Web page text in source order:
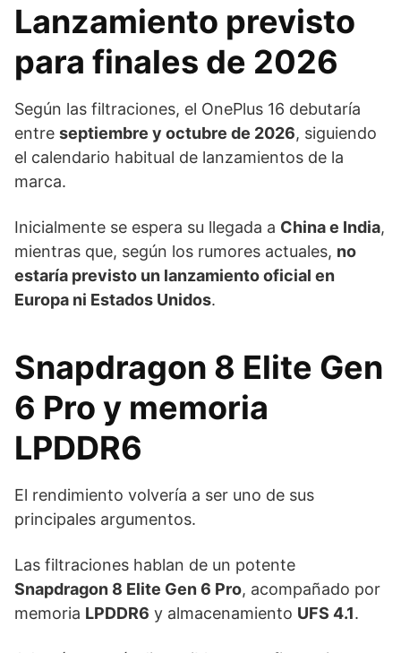
Lanzamiento previsto
para finales de 2026
Según las filtraciones, el OnePlus 16 debutaría
entre septiembre y octubre de 2026, siguiendo
el calendario habitual de lanzamientos de la
marca.
Inicialmente se espera su llegada a China e India,
mientras que, según los rumores actuales, no
estaría previsto un lanzamiento oficial en
Europa ni Estados Unidos.
Snapdragon 8 Elite Gen
6 Pro y memoria
LPDDR6
El rendimiento volvería a ser uno de sus
principales argumentos.
Las filtraciones hablan de un potente
Snapdragon 8 Elite Gen 6 Pro, acompañado por
memoria LPDDR6 y almacenamiento UFS 4.1.